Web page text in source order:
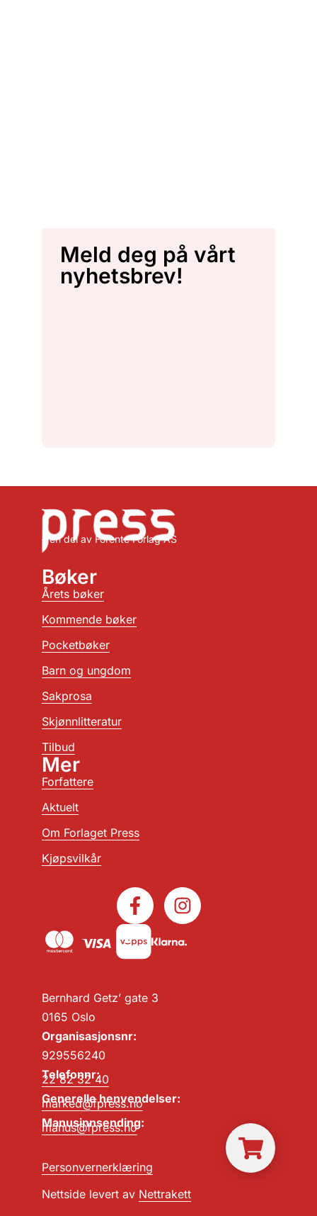
Meld deg på vårt
nyhetsbrev!
– en del av Forente Forlag AS
Bernhard Getz’ gate 3
0165 Oslo
Organisasjonsnr:
929556240
Telefonnr:
22 82 32 40
Generelle henvendelser:
marked@fpress.no
Manusinnsending:
manus@fpress.no
Personvernerklæring
Nettside levert av Nettrakett
Bøker
Årets bøker
Kommende bøker
Pocketbøker
Barn og ungdom
Sakprosa
Skjønnlitteratur
Tilbud
Mer
Forfattere
Aktuelt
Om Forlaget Press
Kjøpsvilkår